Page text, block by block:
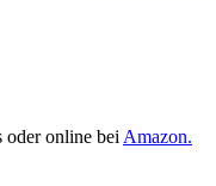
oder online bei Amazon.